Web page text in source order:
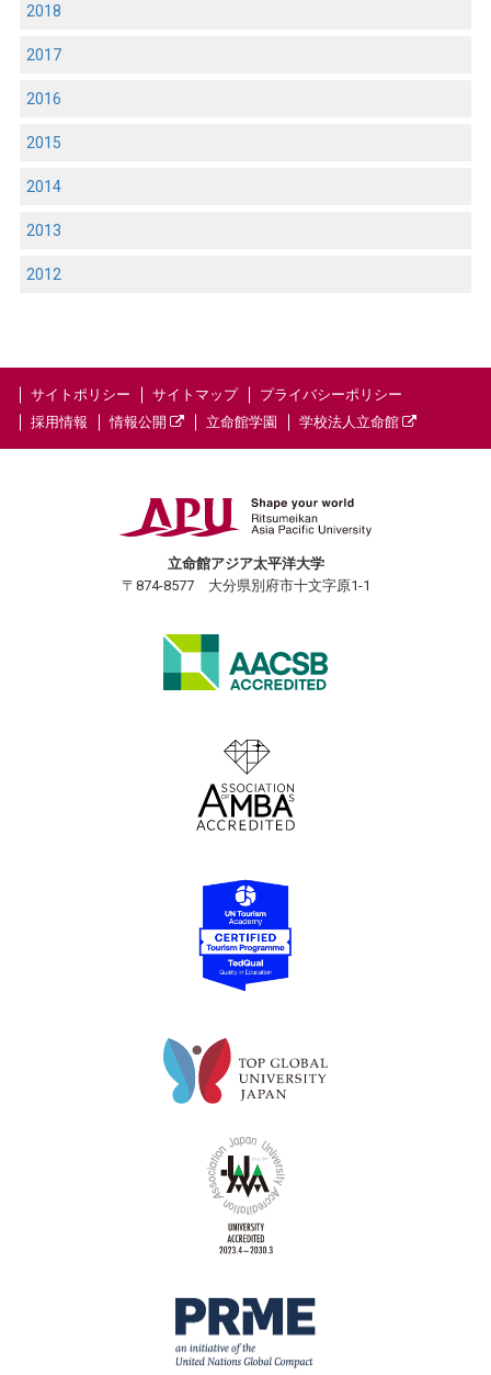
2018
2017
2016
2015
2014
2013
2012
サイトポリシー サイトマップ
プライバシーポリシー
採用情報
情報公開 立命館学園 学校法人立命館
立命館アジア太平洋大学
〒874-8577 大分県別府市十文字原1-1